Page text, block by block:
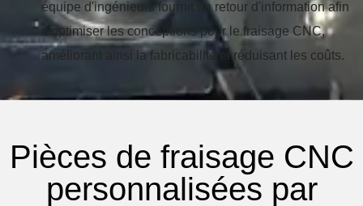
équipe d'ingénieurs fournit un retour d'information afin
d'optimiser les conceptions pour le fraisage CNC,
améliorant ainsi la fabricabilité et réduisant les coûts.
Pièces de fraisage CNC
personnalisées par